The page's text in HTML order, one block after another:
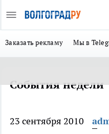
Заказать рекламу Мы в
События недели
23 сентября 2010